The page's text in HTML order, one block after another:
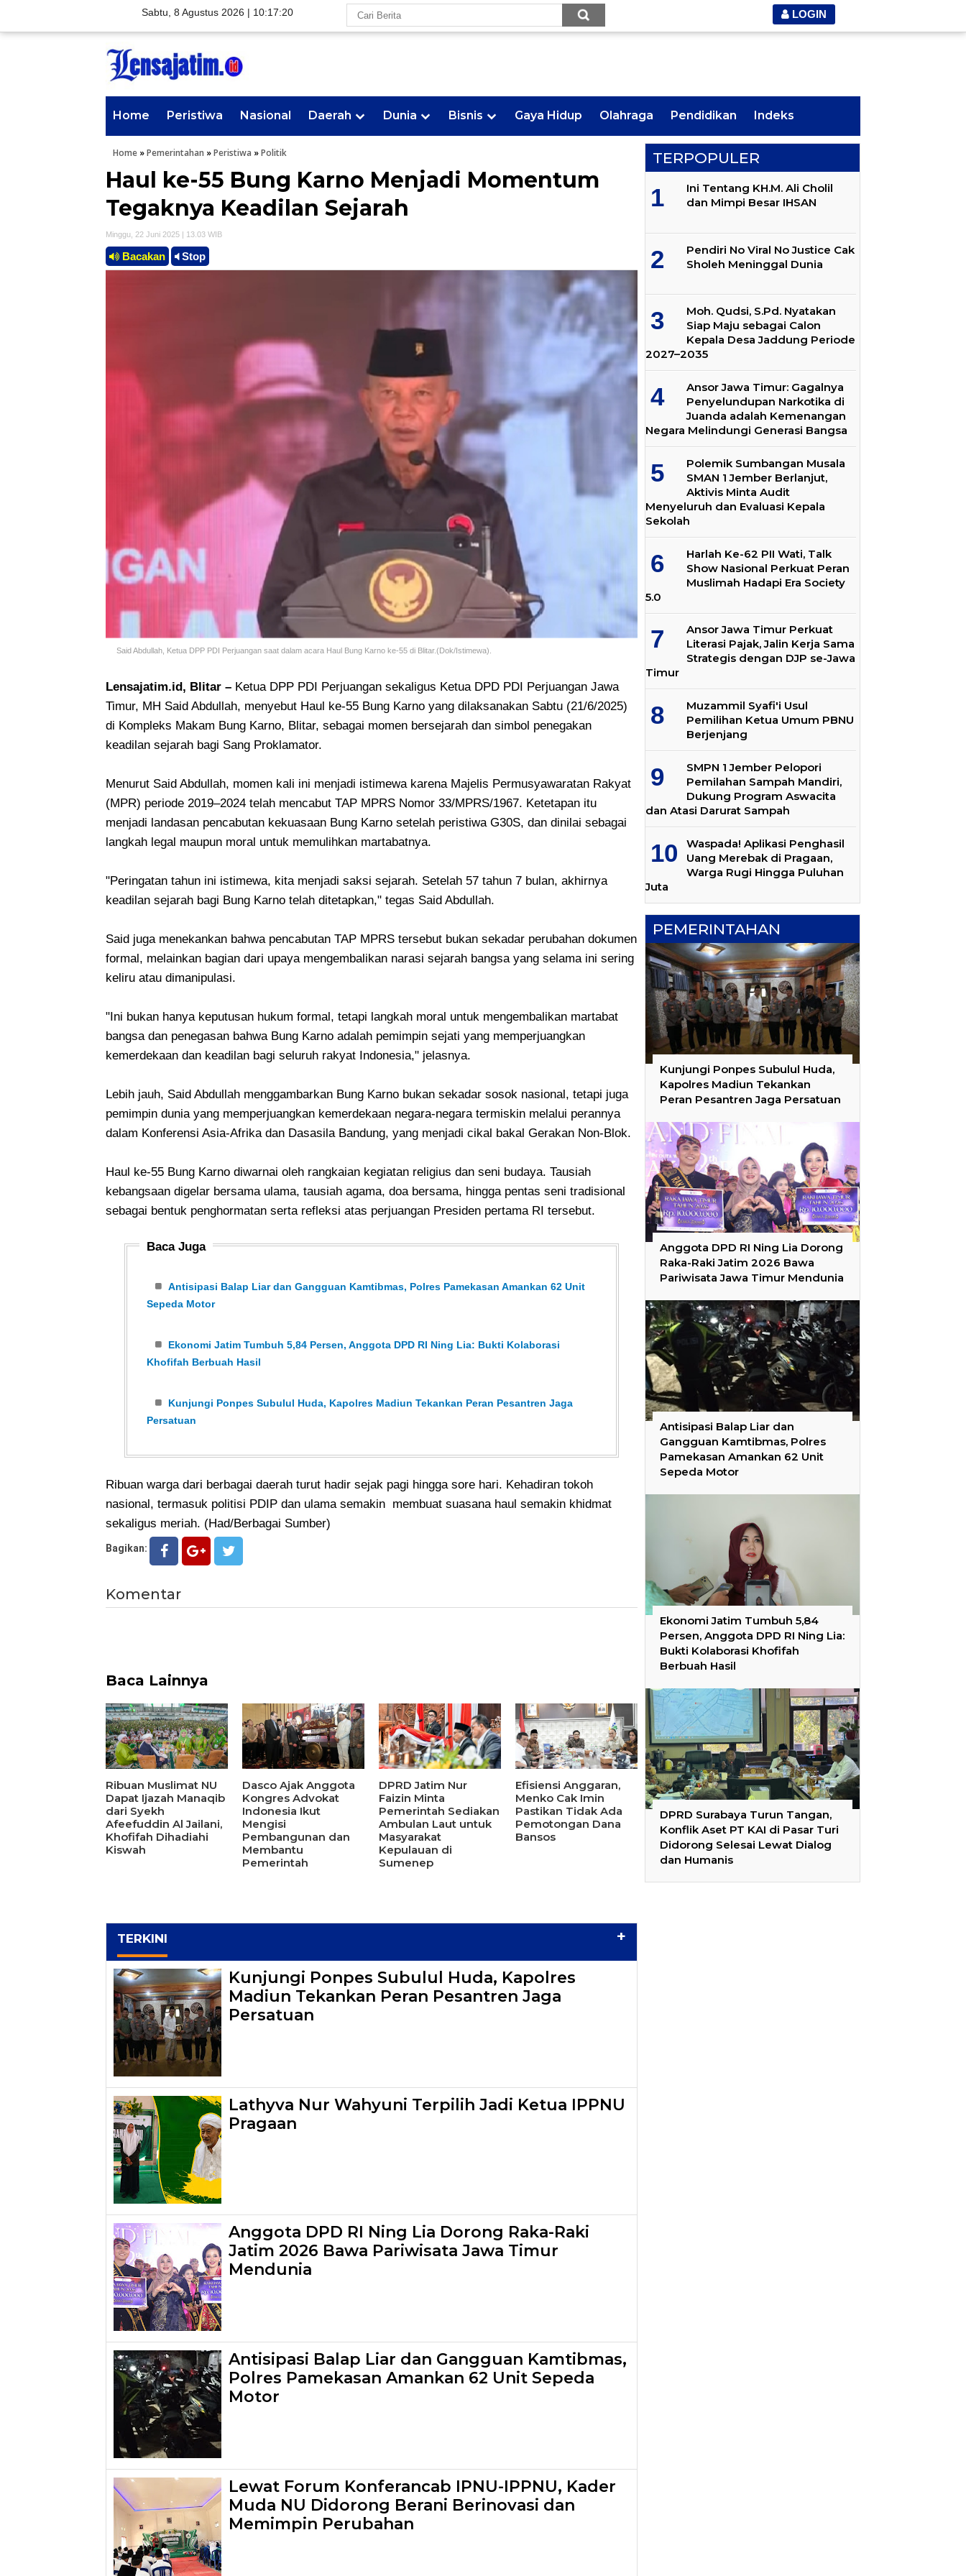
Sabtu, 8 Agustus 2026 | 10:17:21 LOGIN
Home Peristiwa Nasional Daerah Dunia Bisnis Gaya Hidup Olahraga Pendidikan Indeks
Home »Pemerintahan »Peristiwa »Politik
Haul ke-55 Bung Karno Menjadi Momentum
Tegaknya Keadilan Sejarah
Minggu, 22 Juni 2025 | 13.03 WIB
Bacakan Stop
Said Abdullah, Ketua DPP PDI Perjuangan saat dalam acara Haul Bung Karno ke-55 di Blitar.(Dok/Istimewa).
Lensajatim.id, Blitar – Ketua DPP PDI Perjuangan sekaligus Ketua DPD PDI Perjuangan Jawa
Timur, MH Said Abdullah, menyebut Haul ke-55 Bung Karno yang dilaksanakan Sabtu (21/6/2025)
di Kompleks Makam Bung Karno, Blitar, sebagai momen bersejarah dan simbol penegakan
keadilan sejarah bagi Sang Proklamator.
Menurut Said Abdullah, momen kali ini menjadi istimewa karena Majelis Permusyawaratan Rakyat
(MPR) periode 2019–2024 telah mencabut TAP MPRS Nomor 33/MPRS/1967. Ketetapan itu
menjadi landasan pencabutan kekuasaan Bung Karno setelah peristiwa G30S, dan dinilai sebagai
langkah legal maupun moral untuk memulihkan martabatnya.
"Peringatan tahun ini istimewa, kita menjadi saksi sejarah. Setelah 57 tahun 7 bulan, akhirnya
keadilan sejarah bagi Bung Karno telah ditetapkan," tegas Said Abdullah.
Said juga menekankan bahwa pencabutan TAP MPRS tersebut bukan sekadar perubahan dokumen
formal, melainkan bagian dari upaya mengembalikan narasi sejarah bangsa yang selama ini sering
keliru atau dimanipulasi.
"Ini bukan hanya keputusan hukum formal, tetapi langkah moral untuk mengembalikan martabat
bangsa dan penegasan bahwa Bung Karno adalah pemimpin sejati yang memperjuangkan
kemerdekaan dan keadilan bagi seluruh rakyat Indonesia," jelasnya.
Lebih jauh, Said Abdullah menggambarkan Bung Karno bukan sekadar sosok nasional, tetapi juga
pemimpin dunia yang memperjuangkan kemerdekaan negara-negara termiskin melalui perannya
dalam Konferensi Asia-Afrika dan Dasasila Bandung, yang menjadi cikal bakal Gerakan Non-Blok.
Haul ke-55 Bung Karno diwarnai oleh rangkaian kegiatan religius dan seni budaya. Tausiah
kebangsaan digelar bersama ulama, tausiah agama, doa bersama, hingga pentas seni tradisional
sebagai bentuk penghormatan serta refleksi atas perjuangan Presiden pertama RI tersebut.
Baca Juga
Antisipasi Balap Liar dan Gangguan Kamtibmas, Polres Pamekasan Amankan 62 Unit
Sepeda Motor
Ekonomi Jatim Tumbuh 5,84 Persen, Anggota DPD RI Ning Lia: Bukti Kolaborasi
Khofifah Berbuah Hasil
Kunjungi Ponpes Subulul Huda, Kapolres Madiun Tekankan Peran Pesantren Jaga
Persatuan
Ribuan warga dari berbagai daerah turut hadir sejak pagi hingga sore hari. Kehadiran tokoh
nasional, termasuk politisi PDIP dan ulama semakin membuat suasana haul semakin khidmat
sekaligus meriah. (Had/Berbagai Sumber)
Bagikan:
Komentar
Baca Lainnya
Ribuan Muslimat NU
Dapat Ijazah Manaqib
dari Syekh
Afeefuddin Al Jailani,
Khofifah Dihadiahi
Kiswah
Dasco Ajak Anggota
Kongres Advokat
Indonesia Ikut
Mengisi
Pembangunan dan
Membantu
Pemerintah
DPRD Jatim Nur
Faizin Minta
Pemerintah Sediakan
Ambulan Laut untuk
Masyarakat
Kepulauan di
Sumenep
Efisiensi Anggaran,
Menko Cak Imin
Pastikan Tidak Ada
Pemotongan Dana
Bansos
TERKINI +
Kunjungi Ponpes Subulul Huda, Kapolres
Madiun Tekankan Peran Pesantren Jaga
Persatuan
Lathyva Nur Wahyuni Terpilih Jadi Ketua IPPNU
Pragaan
Anggota DPD RI Ning Lia Dorong Raka-Raki
Jatim 2026 Bawa Pariwisata Jawa Timur
Mendunia
Antisipasi Balap Liar dan Gangguan Kamtibmas,
Polres Pamekasan Amankan 62 Unit Sepeda
Motor
Lewat Forum Konferancab IPNU-IPPNU, Kader
Muda NU Didorong Berani Berinovasi dan
Memimpin Perubahan
TERPOPULER
Ini Tentang KH.M. Ali Cholil
dan Mimpi Besar IHSAN
Pendiri No Viral No Justice Cak
Sholeh Meninggal Dunia
Moh. Qudsi, S.Pd. Nyatakan
Siap Maju sebagai Calon
Kepala Desa Jaddung Periode
2027–2035
Ansor Jawa Timur: Gagalnya
Penyelundupan Narkotika di
Juanda adalah Kemenangan
Negara Melindungi Generasi Bangsa
Polemik Sumbangan Musala
SMAN 1 Jember Berlanjut,
Aktivis Minta Audit
Menyeluruh dan Evaluasi Kepala
Sekolah
Harlah Ke-62 PII Wati, Talk
Show Nasional Perkuat Peran
Muslimah Hadapi Era Society
5.0
Ansor Jawa Timur Perkuat
Literasi Pajak, Jalin Kerja Sama
Strategis dengan DJP se-Jawa
Timur
Muzammil Syafi'i Usul
Pemilihan Ketua Umum PBNU
Berjenjang
SMPN 1 Jember Pelopori
Pemilahan Sampah Mandiri,
Dukung Program Aswacita
dan Atasi Darurat Sampah
Waspada! Aplikasi Penghasil
Uang Merebak di Pragaan,
Warga Rugi Hingga Puluhan
Juta
PEMERINTAHAN
Kunjungi Ponpes Subulul Huda,
Kapolres Madiun Tekankan
Peran Pesantren Jaga Persatuan
Anggota DPD RI Ning Lia Dorong
Raka-Raki Jatim 2026 Bawa
Pariwisata Jawa Timur Mendunia
Antisipasi Balap Liar dan
Gangguan Kamtibmas, Polres
Pamekasan Amankan 62 Unit
Sepeda Motor
Ekonomi Jatim Tumbuh 5,84
Persen, Anggota DPD RI Ning Lia:
Bukti Kolaborasi Khofifah
Berbuah Hasil
DPRD Surabaya Turun Tangan,
Konflik Aset PT KAI di Pasar Turi
Didorong Selesai Lewat Dialog
dan Humanis